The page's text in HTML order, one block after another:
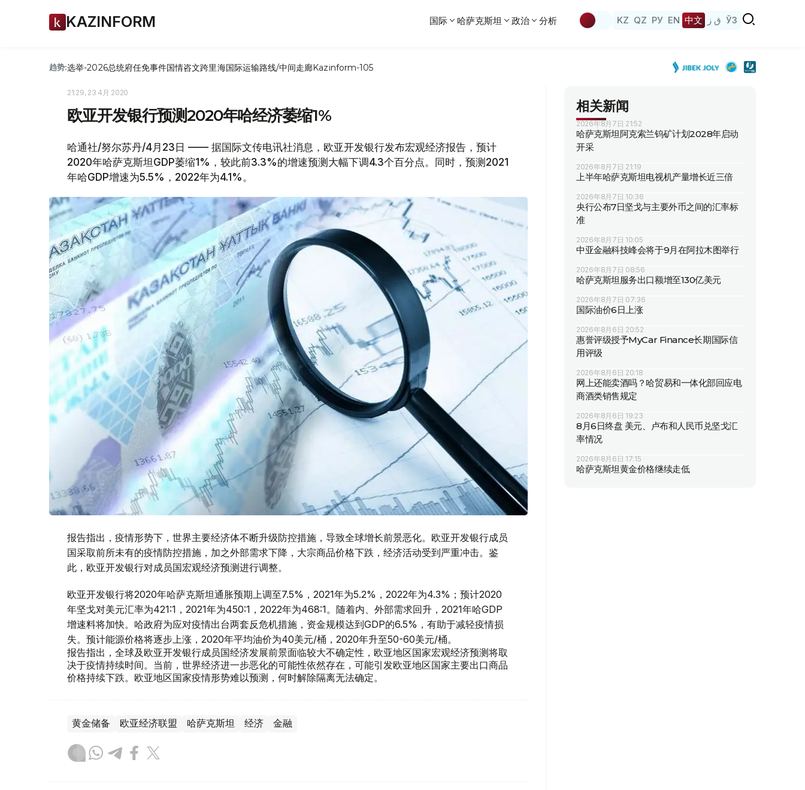
KAZINFORM 国际 哈萨克斯坦 政治 分析 KZ QZ РУ EN 中文 ق ز ЎЗ
趋势:选举-2026总统府任免事件国情咨文跨里海国际运输路线/中间走廊Kazinform-105
21:29, 23 4月 2020
欧亚开发银行预测2020年哈经济萎缩1%
哈通社/努尔苏丹/4月23日 —— 据国际文传电讯社消息，欧亚开发银行发布宏观经济报告，预计
2020年哈萨克斯坦GDP萎缩1%，较此前3.3%的增速预测大幅下调4.3个百分点。同时，预测2021
年哈GDP增速为5.5%，2022年为4.1%。
报告指出，疫情形势下，世界主要经济体不断升级防控措施，导致全球增长前景恶化。欧亚开发银行成员
国采取前所未有的疫情防控措施，加之外部需求下降，大宗商品价格下跌，经济活动受到严重冲击。鉴
此，欧亚开发银行对成员国宏观经济预测进行调整。
欧亚开发银行将2020年哈萨克斯坦通胀预期上调至7.5%，2021年为5.2%，2022年为4.3%；预计2020
年坚戈对美元汇率为421:1，2021年为450:1，2022年为468:1。随着内、外部需求回升，2021年哈GDP
增速料将加快。哈政府为应对疫情出台两套反危机措施，资金规模达到GDP的6.5%，有助于减轻疫情损
失。预计能源价格将逐步上涨，2020年平均油价为40美元/桶，2020年升至50-60美元/桶。
报告指出，全球及欧亚开发银行成员国经济发展前景面临较大不确定性，欧亚地区国家宏观经济预测将取
决于疫情持续时间。当前，世界经济进一步恶化的可能性依然存在，可能引发欧亚地区国家主要出口商品
价格持续下跌。欧亚地区国家疫情形势难以预测，何时解除隔离无法确定。
黄金储备 欧亚经济联盟 哈萨克斯坦 经济 金融
相关新闻
2026年8月7日 21:52
哈萨克斯坦阿克索兰钨矿计划2028年启动
开采
2026年8月7日 21:19
上半年哈萨克斯坦电视机产量增长近三倍
2026年8月7日 10:36
央行公布7日坚戈与主要外币之间的汇率标
准
2026年8月7日 10:05
中亚金融科技峰会将于9月在阿拉木图举行
2026年8月7日 08:56
哈萨克斯坦服务出口额增至130亿美元
2026年8月7日 07:36
国际油价6日上涨
2026年8月6日 20:52
惠誉评级授予MyCar Finance长期国际信
用评级
2026年8月6日 20:18
网上还能卖酒吗？哈贸易和一体化部回应电
商酒类销售规定
2026年8月6日 19:23
8月6日终盘 美元、卢布和人民币兑坚戈汇
率情况
2026年8月6日 17:15
哈萨克斯坦黄金价格继续走低